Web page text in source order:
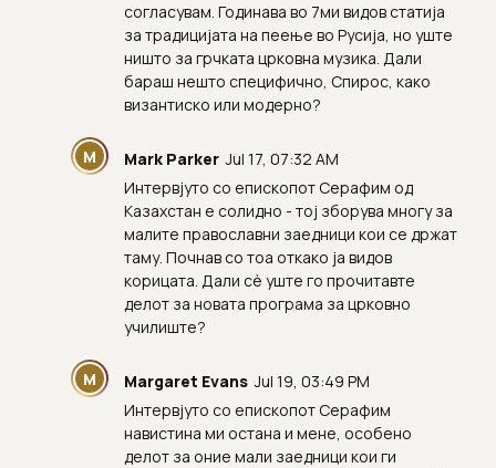
согласувам. Годинава во 7ми видов статија
за традицијата на пеење во Русија, но уште
ништо за грчката црковна музика. Дали
бараш нешто специфично, Спирос, како
византиско или модерно?
M Mark Parker Jul 17, 07:32 AM
Интервјуто со епископот Серафим од
Казахстан е солидно - тој зборува многу за
малите православни заедници кои се држат
таму. Почнав со тоа откако ја видов
корицата. Дали сè уште го прочитавте
делот за новата програма за црковно
училиште?
M Margaret Evans Jul 19, 03:49 PM
Интервјуто со епископот Серафим
навистина ми остана и мене, особено
делот за оние мали заедници кои ги